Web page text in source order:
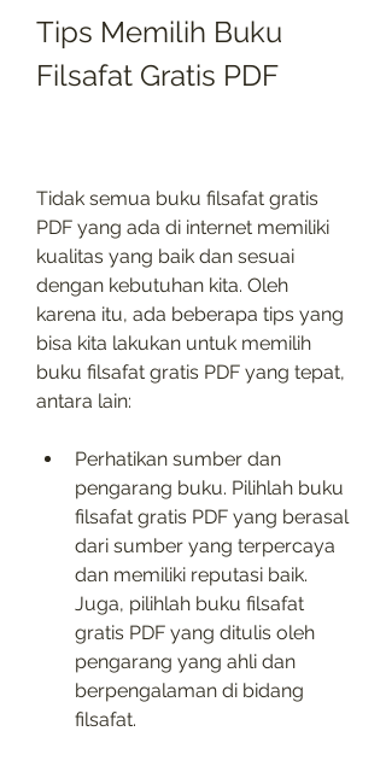
Tips Memilih Buku
Filsafat Gratis PDF
Tidak semua buku filsafat gratis
PDF yang ada di internet memiliki
kualitas yang baik dan sesuai
dengan kebutuhan kita. Oleh
karena itu, ada beberapa tips yang
bisa kita lakukan untuk memilih
buku filsafat gratis PDF yang tepat,
antara lain:
Perhatikan sumber dan
pengarang buku. Pilihlah buku
filsafat gratis PDF yang berasal
dari sumber yang terpercaya
dan memiliki reputasi baik.
Juga, pilihlah buku filsafat
gratis PDF yang ditulis oleh
pengarang yang ahli dan
berpengalaman di bidang
filsafat.